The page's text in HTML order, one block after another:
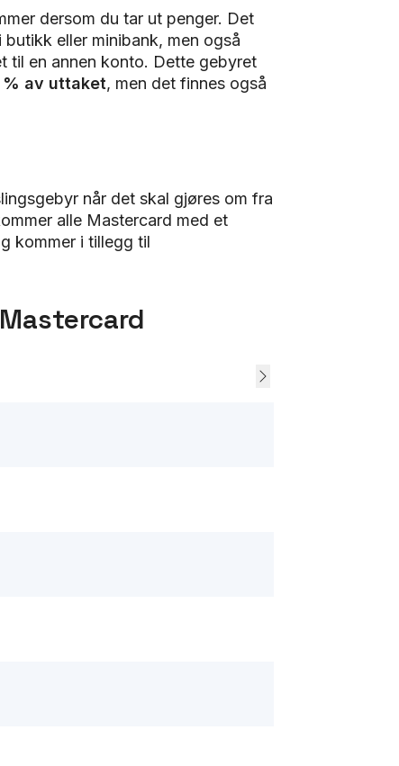
dersom du tar ut penger. Det
eller minibank, men også
til en annen konto. Dette gebyret
% av uttaket, men det finnes også
når det skal gjøres om fra
alle Mastercard med et
kommer i tillegg til